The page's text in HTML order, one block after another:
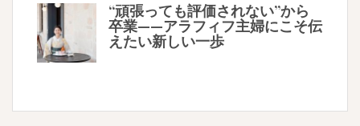
“頑張っても評価されない”から
卒業——アラフィフ主婦にこそ伝
えたい新しい一歩